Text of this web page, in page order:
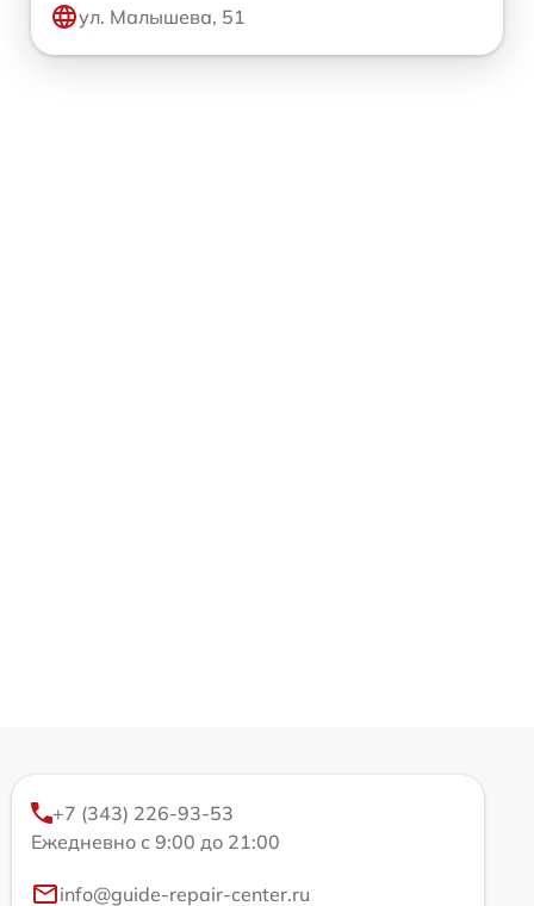
ул. Малышева, 51
+7 (343) 226-93-53
Ежедневно с 9:00 до 21:00
info@guide-repair-center.ru